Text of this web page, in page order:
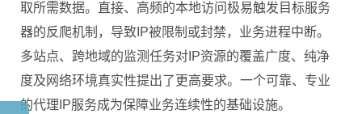
取所需数据。直接、高频的本地访问极易触发目标服务
器的反爬机制，导致IP被限制或封禁，业务进程中断。
多站点、跨地域的监测任务对IP资源的覆盖广度、纯净
度及网络环境真实性提出了更高要求。一个可靠、专业
的代理IP服务成为保障业务连续性的基础设施。